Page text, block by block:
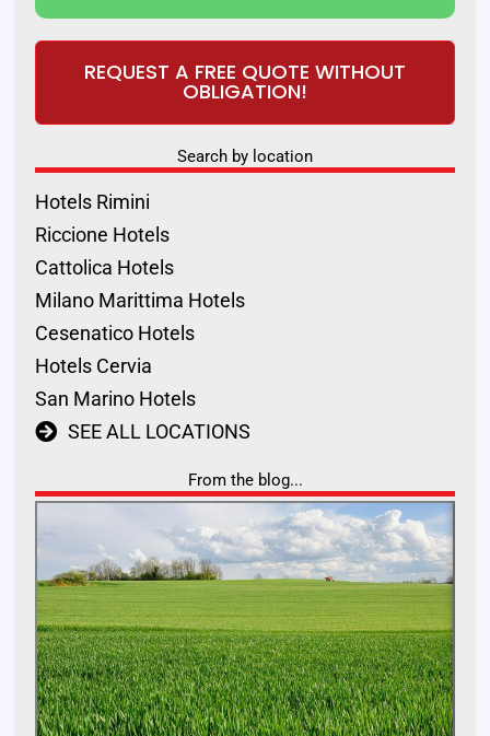
REQUEST A FREE QUOTE WITHOUT
OBLIGATION!
Search by location
Hotels Rimini
Riccione Hotels
Cattolica Hotels
Milano Marittima Hotels
Cesenatico Hotels
Hotels Cervia
San Marino Hotels
SEE ALL LOCATIONS
From the blog...